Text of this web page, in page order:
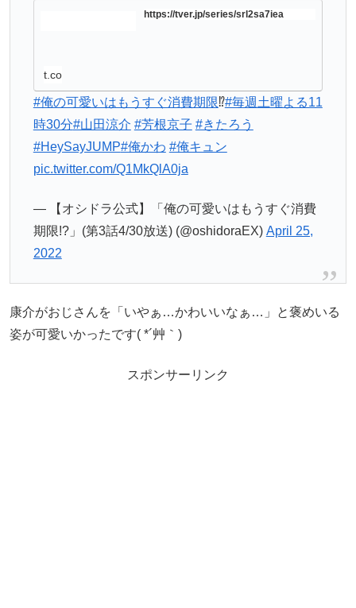
https://tver.jp/series/srl2sa7iea
t.co
#俺の可愛いはもうすぐ消費期限⁉︎#毎週土曜よる11
時30分#山田涼介 #芳根京子 #きたろう
#HeySayJUMP#俺かわ #俺キュン
pic.twitter.com/Q1MkQlA0ja
— 【オシドラ公式】「俺の可愛いはもうすぐ消費
期限!?」(第3話4/30放送) (@oshidoraEX) April 25,
2022
康介がおじさんを「いやぁ…かわいいなぁ…」と褒めいる
姿が可愛いかったです( *´艸｀)
スポンサーリンク